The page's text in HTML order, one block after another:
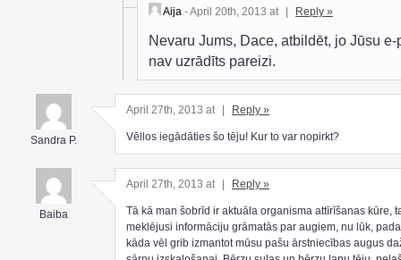
Aija - April 20th, 2013 at | Reply »
Nevaru Jums, Dace, atbildēt, jo Jūsu e-
nav uzrādīts pareizi.
Sandra P.
April 27th, 2013 at Reply »
Vēllos iegādāties šo tēju! Kur to var nopirkt?
Baiba
April 27th, 2013 at Reply »
Tā kā man šobrīd ir aktuāla organisma attīrīšanas kūre,
meklējusi informāciju grāmatās par augiem, nu lūk,
kāda vēl grib izmantot mūsu pašu ārstniecības augus